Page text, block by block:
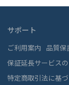
サポート
ご利用案内 品質保
保証延長サービス
特定商取引法に基